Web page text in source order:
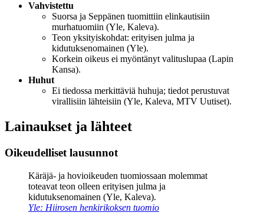
Vahvistettu
Suorsa ja Seppänen tuomittiin elinkautisiin
murhatuomiin (Yle, Kaleva).
Teon yksityiskohdat: erityisen julma ja
kidutuksenomainen (Yle).
Korkein oikeus ei myöntänyt valituslupaa (Lapin
Kansa).
Huhut
Ei tiedossa merkittäviä huhuja; tiedot perustuvat
virallisiin lähteisiin (Yle, Kaleva, MTV Uutiset).
Lainaukset ja lähteet
Oikeudelliset lausunnot
Käräjä- ja hovioikeuden tuomiossaan molemmat
toteavat teon olleen erityisen julma ja
kidutuksenomainen (Yle, Kaleva).
Yle: Hiirosen henkirikoksen tuomio